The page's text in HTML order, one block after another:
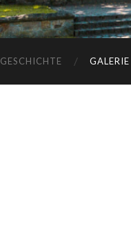
GESCHICHTE GALERIE